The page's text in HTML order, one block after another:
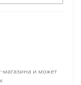
магазина и может